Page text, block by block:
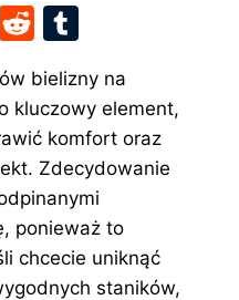
W
y
R
d
di
t
m
bl
r
bielizny na
kluczowy element,
komfort oraz
Zdecydowanie
ponieważ to
chcecie uniknąć
staników,